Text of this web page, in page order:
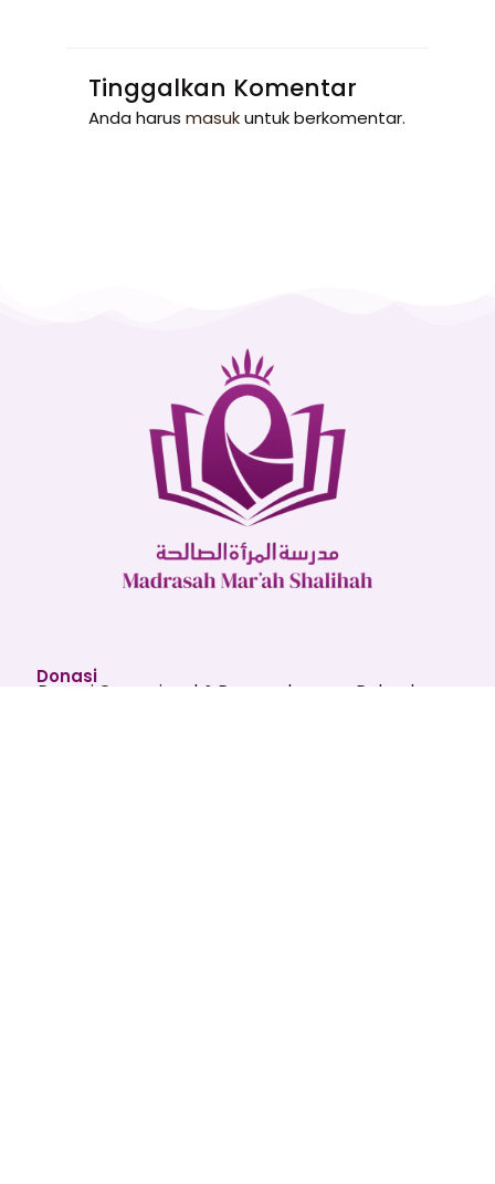
Tinggalkan Komentar
Anda harus masukuntuk berkomentar.
Donasi
Donasi Operasional & Pengembangan Dakwah